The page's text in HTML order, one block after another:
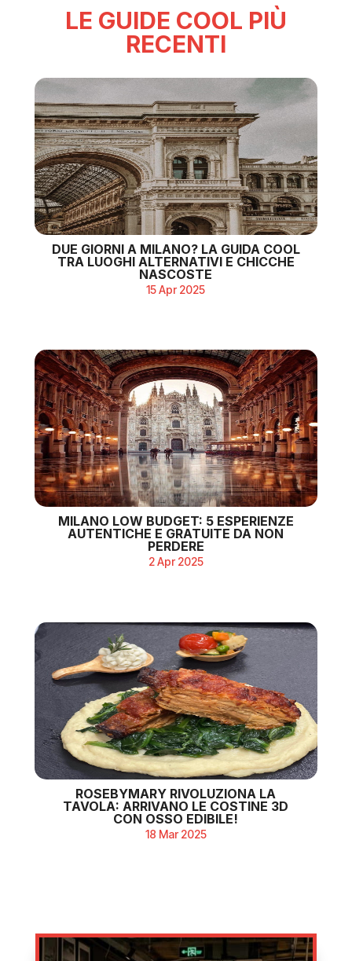
LE GUIDE COOL PIÙ
RECENTI
DUE GIORNI A MILANO? LA GUIDA COOL
TRA LUOGHI ALTERNATIVI E CHICCHE
NASCOSTE
15 Apr 2025
MILANO LOW BUDGET: 5 ESPERIENZE
AUTENTICHE E GRATUITE DA NON
PERDERE
2 Apr 2025
ROSEBYMARY RIVOLUZIONA LA
TAVOLA: ARRIVANO LE COSTINE 3D
CON OSSO EDIBILE!
18 Mar 2025